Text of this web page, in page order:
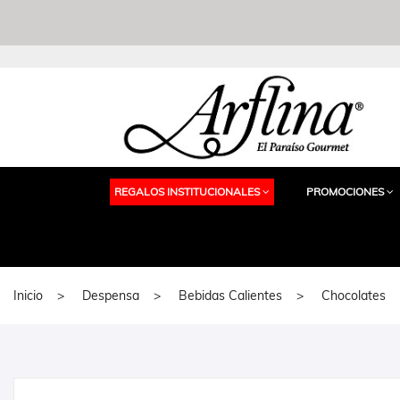
REGALOS INSTITUCIONALES PROMOCIONES
Inicio Despensa Bebidas Calientes Chocolates